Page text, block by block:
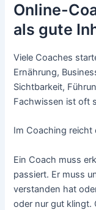
Online-
als gute
Viele Coaches
Ernährung,
Sichtbarkeit,
Fachwissen ist oft
Im Coaching reicht
Ein Coach muss
passiert. Er muss
verstanden hat
oder nur gut klingt.